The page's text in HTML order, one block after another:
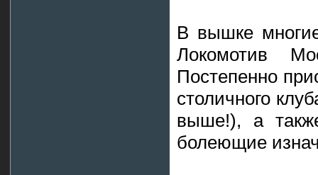
В вышке
Локомотив
Постепенно
столичного
выше!), а
болеющие